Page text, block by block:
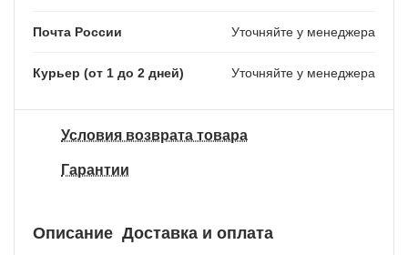
Почта России Уточняйте у менеджера
Курьер (от 1 до 2 дней) Уточняйте у менеджера
Условия возврата товара
Гарантии
Описание Доставка и оплата